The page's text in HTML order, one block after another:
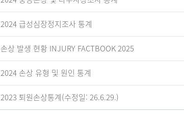
2024 급성심장정지조사 통계
손상 발생 현황 INJURY FACTBOOK 2025
2024 손상 유형 및 원인 통계
2023 퇴원손상통계(수정일: 26.6.29.)